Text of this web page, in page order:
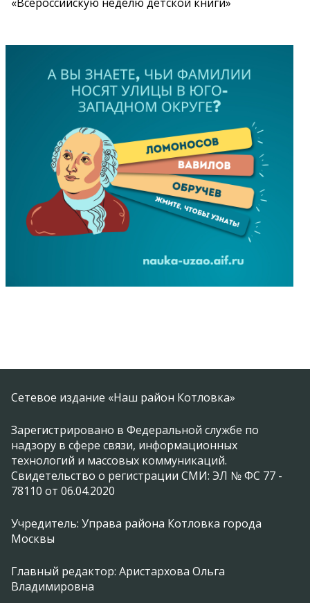
Сетевое издание «Наш район Котловка»
Зарегистрировано в Федеральной службе по
надзору в сфере связи, информационных
технологий и массовых коммуникаций.
Свидетельство о регистрации СМИ: ЭЛ № ФС 77 -
78110 от 06.04.2020
Учредитель: Управа района Котловка города
Москвы
Главный редактор: Аристархова Ольга
Владимировна